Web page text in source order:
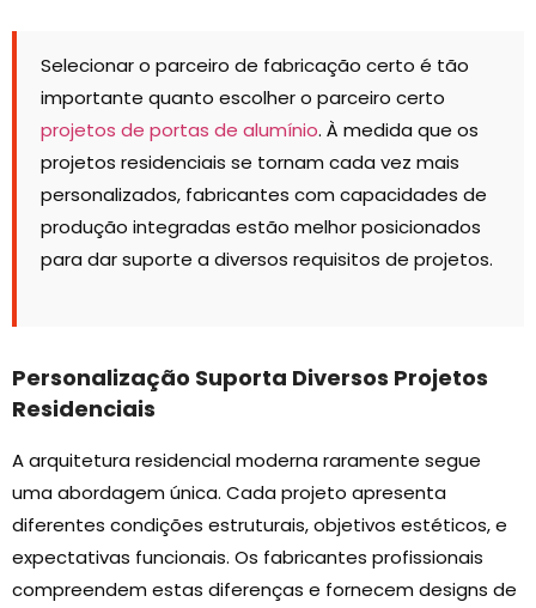
Selecionar o parceiro de fabricação certo é tão
importante quanto escolher o parceiro certo
projetos de portas de alumínio. À medida que os
projetos residenciais se tornam cada vez mais
personalizados, fabricantes com capacidades de
produção integradas estão melhor posicionados
para dar suporte a diversos requisitos de projetos.
Personalização Suporta Diversos Projetos
Residenciais
A arquitetura residencial moderna raramente segue
uma abordagem única. Cada projeto apresenta
diferentes condições estruturais, objetivos estéticos, e
expectativas funcionais. Os fabricantes profissionais
compreendem estas diferenças e fornecem designs de